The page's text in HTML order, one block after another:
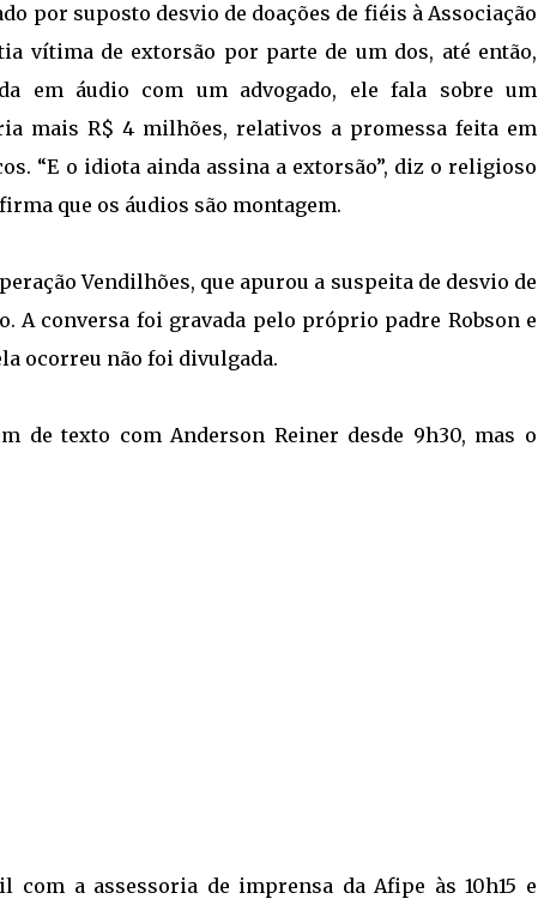
por suposto desvio de doações de fiéis à Associação
vítima de extorsão por parte de um dos, até então,
em áudio com um advogado, ele fala sobre um
mais R$ 4 milhões, relativos a promessa feita em
“E o idiota ainda assina a extorsão”, diz o religioso
que os áudios são montagem.
Vendilhões, que apurou a suspeita de desvio de
A conversa foi gravada pelo próprio padre Robson e
ocorreu não foi divulgada.
de texto com Anderson Reiner desde 9h30, mas o
a assessoria de imprensa da Afipe às 10h15 e